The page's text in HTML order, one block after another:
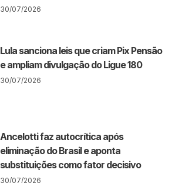
30/07/2026
Lula sanciona leis que criam Pix Pensão
e ampliam divulgação do Ligue 180
30/07/2026
Ancelotti faz autocrítica após
eliminação do Brasil e aponta
substituições como fator decisivo
30/07/2026